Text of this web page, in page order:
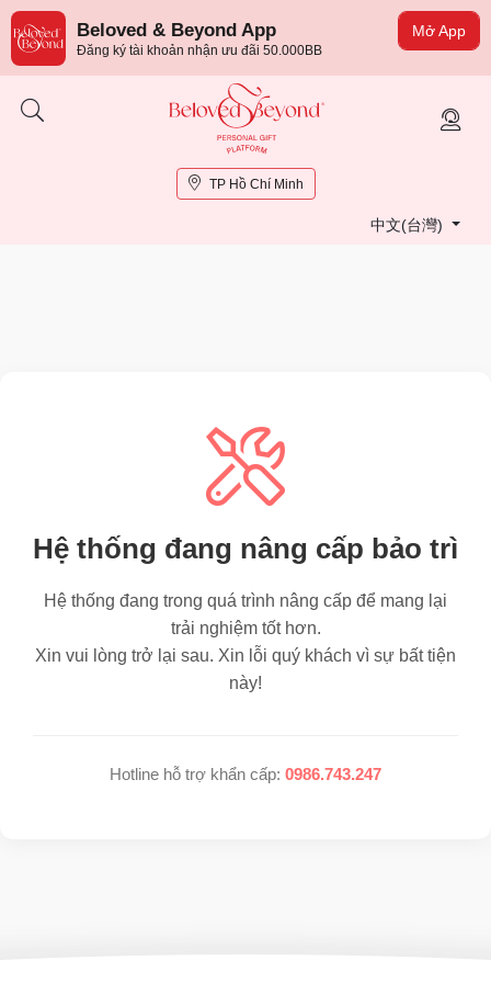
Mở App
Beloved & Beyond App
Đăng ký tài khoản nhận ưu đãi 50.000BB
TP Hồ Chí Minh
中文(台灣)
Hệ thống đang nâng cấp bảo trì
Hệ thống đang trong quá trình nâng cấp để mang lại
trải nghiệm tốt hơn.
Xin vui lòng trở lại sau. Xin lỗi quý khách vì sự bất tiện
này!
Hotline hỗ trợ khẩn cấp: 0986.743.247